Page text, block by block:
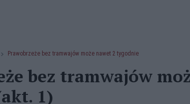
Prawobrzeże bez tramwajów może nawet 2 tygodnie
bez tramwajów
1)